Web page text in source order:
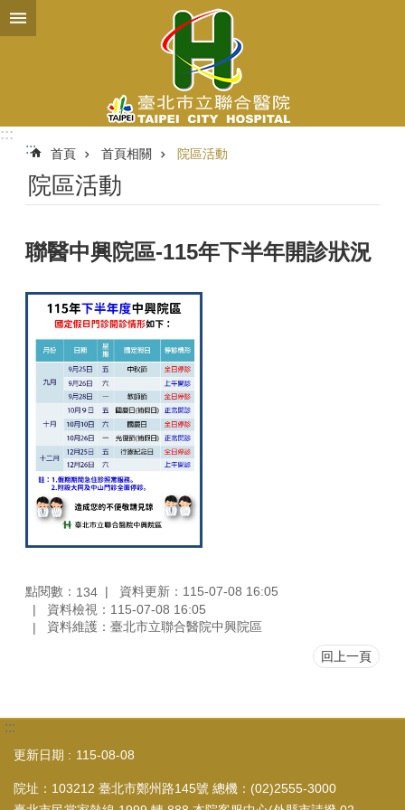
跳到主要內容區塊
:::
:::
首頁 首頁相關 院區活動
院區活動
聯醫中興院區-115年下半年開診狀況
點閱數： 134
資料更新：115-07-08 16:05
資料檢視：115-07-08 16:05
資料維護：臺北市立聯合醫院中興院區
回上一頁
:::
更新日期 115-08-08
院址：103212 臺北市鄭州路145號 總機：(02)2555-3000